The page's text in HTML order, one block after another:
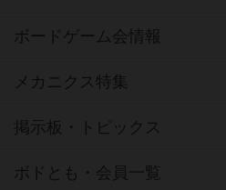
ボードゲーム会情報
メカニクス特集
掲示板・トピックス
ボドとも・会員一覧